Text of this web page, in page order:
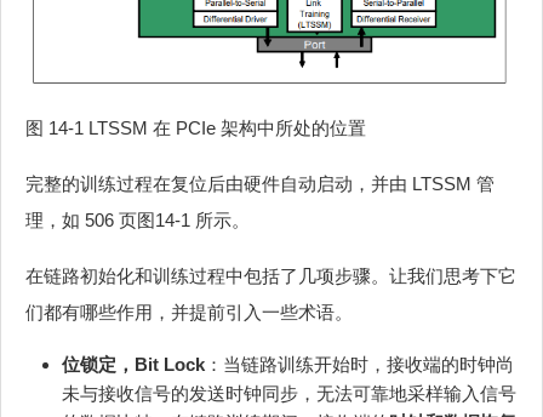
图 14-1 LTSSM 在 PCIe 架构中所处的位置
完整的训练过程在复位后由硬件自动启动，并由 LTSSM 管
理，如 506 页图14-1 所示。
在链路初始化和训练过程中包括了几项步骤。让我们思考下它
们都有哪些作用，并提前引入一些术语。
位锁定，Bit Lock ：当链路训练开始时，接收端的时钟尚
未与接收信号的发送时钟同步，无法可靠地采样输入信号